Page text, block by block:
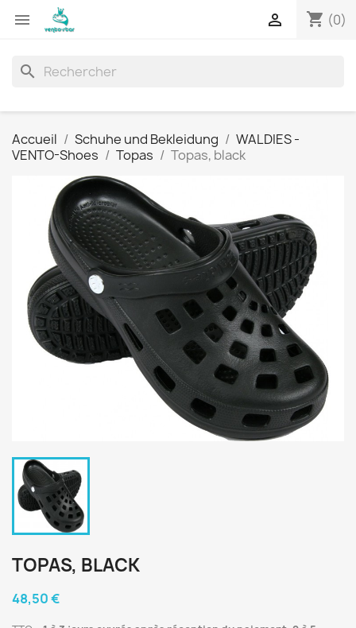
 shopping_cart (0)

search
Accueil Schuhe und Bekleidung
WALDIES -
VENTO-Shoes
Topas Topas, black
TOPAS, BLACK
48,50 €